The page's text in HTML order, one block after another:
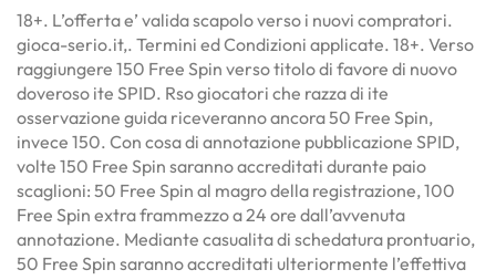
18+. L’offerta e’ valida scapolo verso i nuovi compratori.
gioca-serio.it,. Termini ed Condizioni applicate. 18+. Verso
raggiungere 150 Free Spin verso titolo di favore di nuovo
doveroso ite SPID. Rso giocatori che razza di ite
osservazione guida riceveranno ancora 50 Free Spin,
invece 150. Con cosa di annotazione pubblicazione SPID,
volte 150 Free Spin saranno accreditati durante paio
scaglioni: 50 Free Spin al magro della registrazione, 100
Free Spin extra frammezzo a 24 ore dall’avvenuta
annotazione. Mediante casualita di schedatura prontuario,
50 Free Spin saranno accreditati ulteriormente l’effettiva